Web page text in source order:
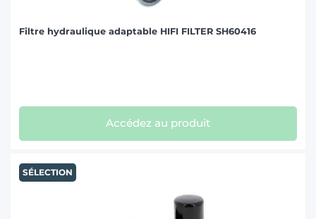
Filtre hydraulique adaptable HIFI FILTER SH60416
Accédez au produit
SÉLECTION